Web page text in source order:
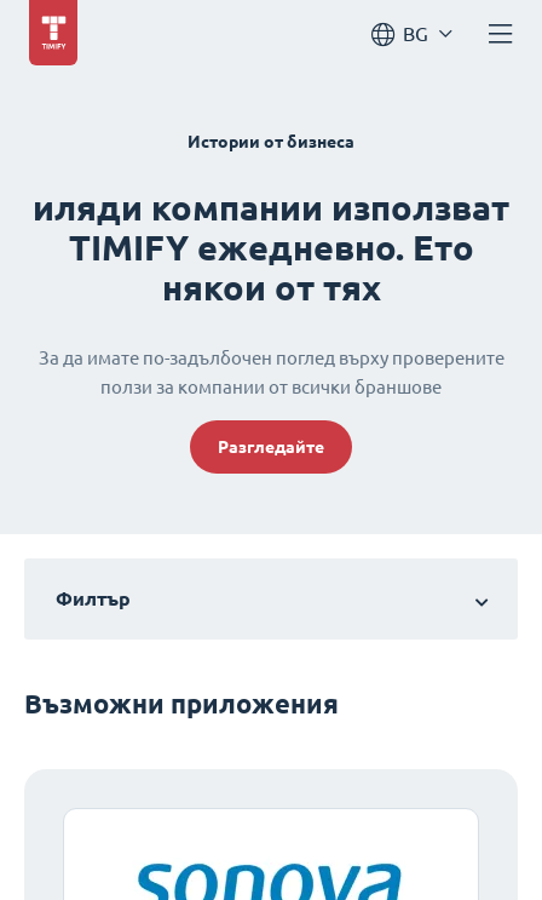
BG
Истории от бизнеса
иляди компании използват
TIMIFY ежедневно. Ето
някои от тях
За да имате по-задълбочен поглед върху проверените
ползи за компании от всички браншове
Разгледайте
Филтър
Възможни приложения